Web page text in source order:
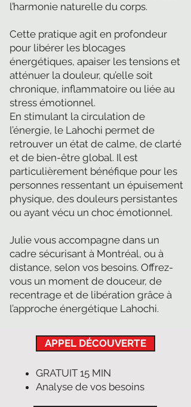
l’harmonie naturelle du corps.
Cette pratique agit en profondeur
pour libérer les blocages
énergétiques, apaiser les tensions et
atténuer la douleur, qu’elle soit
chronique, inflammatoire ou liée au
stress émotionnel.
En stimulant la circulation de
l’énergie, le Lahochi permet de
retrouver un état de calme, de clarté
et de bien-être global. Il est
particulièrement bénéfique pour les
personnes ressentant un épuisement
physique, des douleurs persistantes
ou ayant vécu un choc émotionnel.
Julie vous accompagne dans un
cadre sécurisant à Montréal, ou à
distance, selon vos besoins. Offrez-
vous un moment de douceur, de
recentrage et de libération grâce à
l’approche énergétique Lahochi.
APPEL DÉCOUVERTE
GRATUIT 15 MIN
Analyse de vos besoins